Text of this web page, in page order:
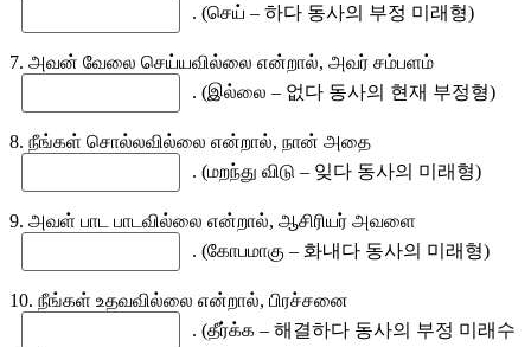
. (செய் – 하다 동사의 부정 미래형)
7. அவன் வேலை செய்யவில்லை என்றால், அவர் சம்பளம்
. (இல்லை – 없다 동사의 현재 부정형)
8. நீங்கள் சொல்லவில்லை என்றால், நான் அதை
. (மறந்து விடு – 잊다 동사의 미래형)
9. அவள் பாட பாடவில்லை என்றால், ஆசிரியர் அவளை
. (கோபமாகு – 화내다 동사의 미래형)
10. நீங்கள் உதவவில்லை என்றால், பிரச்சனை
. (தீர்க்க – 해결하다 동사의 부정 미래수